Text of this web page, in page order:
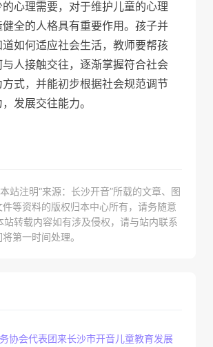
的心理需要，对于维护儿童的心理
全的人格具有重要作用。孩子并
道如何适应社会生活，教师要帮孩
人接触交往，逐渐掌握符合社会
式，并能初步根据社会规范调节
发展交往能力。
站注明“来源：长沙开音”所载的文章、图
件等资料的版权归本中心所有，请务随意
站转载内容如有涉及侵权，请与站内联系
第一时间处理。
协会代表团来长沙市开音儿童教育发展